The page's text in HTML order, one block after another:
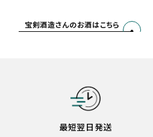
宝剣酒造さんのお酒はこちら
最短翌日発送